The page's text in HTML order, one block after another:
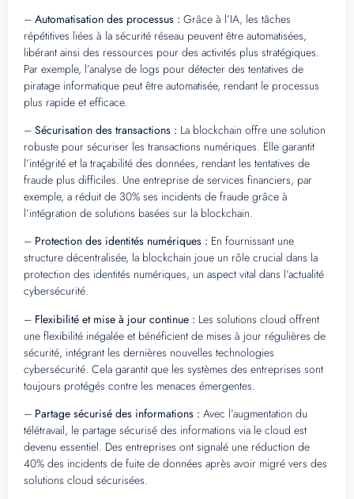
– Automatisation des processus : Grâce à l’IA, les tâches
répétitives liées à la sécurité réseau peuvent être automatisées,
libérant ainsi des ressources pour des activités plus stratégiques.
Par exemple, l’analyse de logs pour détecter des tentatives de
piratage informatique peut être automatisée, rendant le processus
plus rapide et efficace.
– Sécurisation des transactions : La blockchain offre une solution
robuste pour sécuriser les transactions numériques. Elle garantit
l’intégrité et la traçabilité des données, rendant les tentatives de
fraude plus difficiles. Une entreprise de services financiers, par
exemple, a réduit de 30% ses incidents de fraude grâce à
l’intégration de solutions basées sur la blockchain.
– Protection des identités numériques : En fournissant une
structure décentralisée, la blockchain joue un rôle crucial dans la
protection des identités numériques, un aspect vital dans l’actualité
cybersécurité.
– Flexibilité et mise à jour continue : Les solutions cloud offrent
une flexibilité inégalée et bénéficient de mises à jour régulières de
sécurité, intégrant les dernières nouvelles technologies
cybersécurité. Cela garantit que les systèmes des entreprises sont
toujours protégés contre les menaces émergentes.
– Partage sécurisé des informations : Avec l’augmentation du
télétravail, le partage sécurisé des informations via le cloud est
devenu essentiel. Des entreprises ont signalé une réduction de
40% des incidents de fuite de données après avoir migré vers des
solutions cloud sécurisées.